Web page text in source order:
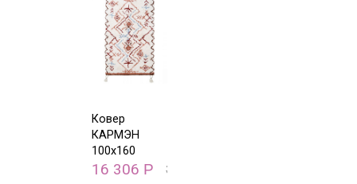
Ковер
КАРМЭН
100х160
16 306 Р 32 611